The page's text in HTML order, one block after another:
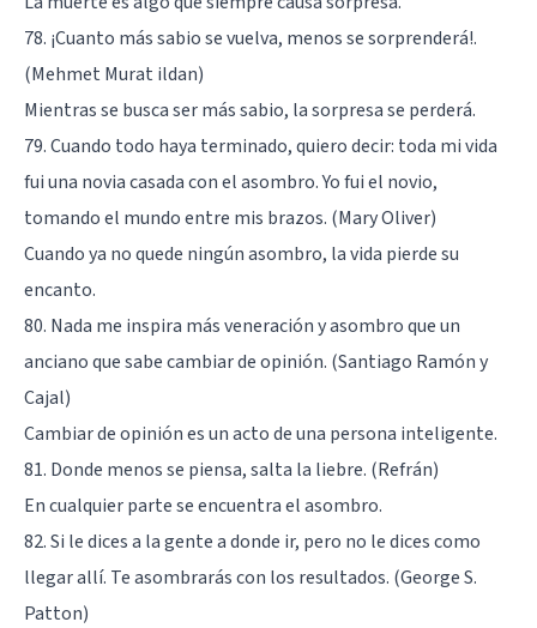
78. ¡Cuanto más sabio se vuelva, menos se sorprenderá!.
(Mehmet Murat ildan)
Mientras se busca ser más sabio, la sorpresa se perderá.
79. Cuando todo haya terminado, quiero decir: toda mi vida
fui una novia casada con el asombro. Yo fui el novio,
tomando el mundo entre mis brazos. (Mary Oliver)
Cuando ya no quede ningún asombro, la vida pierde su
encanto.
80. Nada me inspira más veneración y asombro que un
anciano que sabe cambiar de opinión. (Santiago Ramón y
Cajal)
Cambiar de opinión es un acto de una persona inteligente.
81. Donde menos se piensa, salta la liebre. (Refrán)
En cualquier parte se encuentra el asombro.
82. Si le dices a la gente a donde ir, pero no le dices como
llegar allí. Te asombrarás con los resultados. (George S.
Patton)